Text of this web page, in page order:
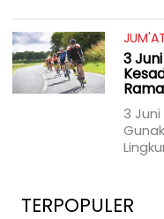
3
3
TERPOPULER